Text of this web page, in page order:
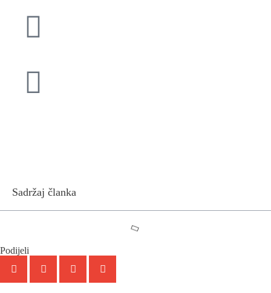
Sadržaj članka
Podijeli